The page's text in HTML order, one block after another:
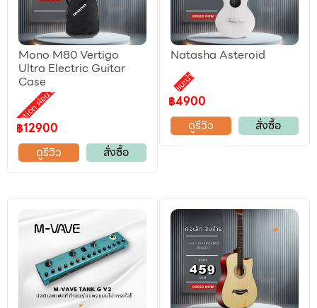
Mono M80 Vertigo
Ultra Electric Guitar
Case
Promotion ผ่อน 0%
฿12900
ดูรีวิว
สั่งซื้อ
Natasha Asteroid
แนะนำ
฿4900
ดูรีวิว
สั่งซื้อ